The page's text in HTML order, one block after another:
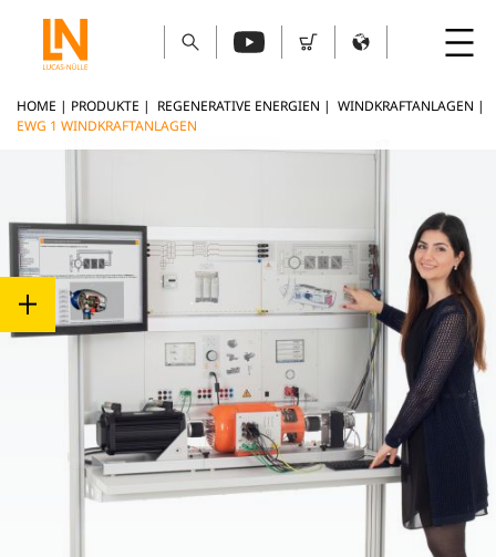
HOME | PRODUKTE | REGENERATIVE ENERGIEN | WINDKRAFTANLAGEN |
EWG 1 WINDKRAFTANLAGEN